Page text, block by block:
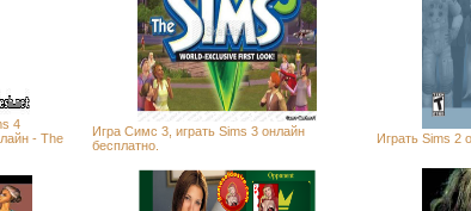
4
- The
Игра Симс 3, играть Sims 3 онлайн
бесплатно.
Играть Sims 2